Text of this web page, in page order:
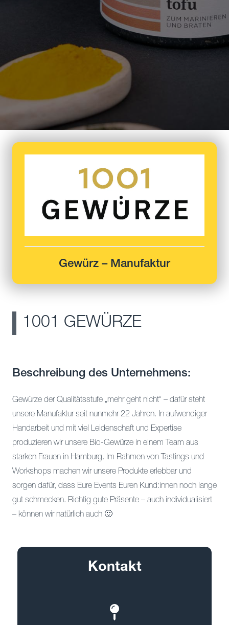
1001 GEWÜRZE
Beschreibung des Unternehmens:
Gewürze der Qualitätsstufe „mehr geht nicht“ – dafür steht
unsere Manufaktur seit nunmehr 22 Jahren. In aufwendiger
Handarbeit und mit viel Leidenschaft und Expertise
produzieren wir unsere Bio-Gewürze in einem Team aus
starken Frauen in Hamburg. Im Rahmen von Tastings und
Workshops machen wir unsere Produkte erlebbar und
sorgen dafür, dass Eure Events Euren Kund:innen noch lange
gut schmecken. Richtig gute Präsente – auch individualisiert
– können wir natürlich auch 🙂
Gewürz – Manufaktur
Kontakt